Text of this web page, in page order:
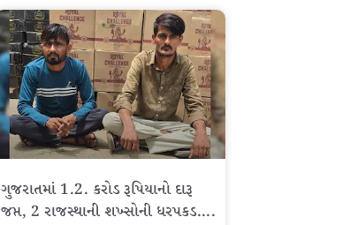
ગુજરાતમાં 1.2. કરોડ રૂપિયાનો દારૂ
જપ્ત, 2 રાજસ્થાની શખ્સોની ધરપકડ….